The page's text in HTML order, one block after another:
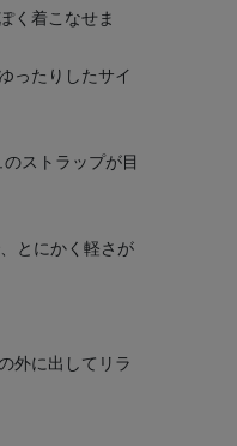
く着こなせま
ったりしたサイ
ストラップが目
とにかく軽さが
外に出してリラ